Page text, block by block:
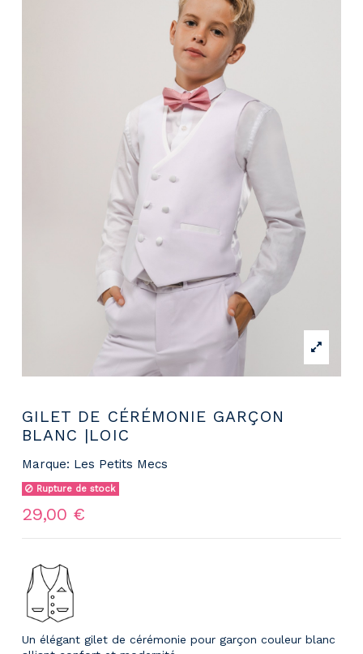
GILET DE CÉRÉMONIE GARÇON
BLANC |LOIC
Marque: Les Petits Mecs
Rupture de stock
29,00 €
Un élégant gilet de cérémonie pour garçon couleur blanc